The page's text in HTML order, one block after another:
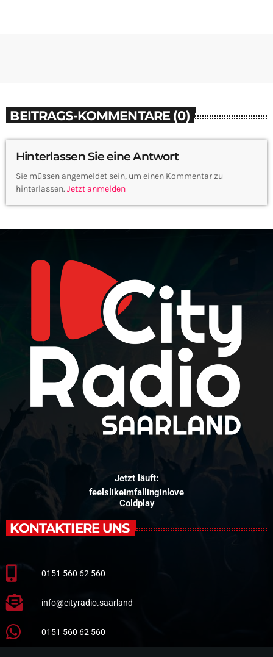
BEITRAGS-KOMMENTARE (0)
Hinterlassen Sie eine Antwort
Sie müssen angemeldet sein, um einen Kommentar zu
hinterlassen. Jetzt anmelden
Jetzt läuft:
feelslikeimfallinginlove
Coldplay
KONTAKTIERE UNS
0151 560 62 560
info@cityradio.saarland
0151 560 62 560